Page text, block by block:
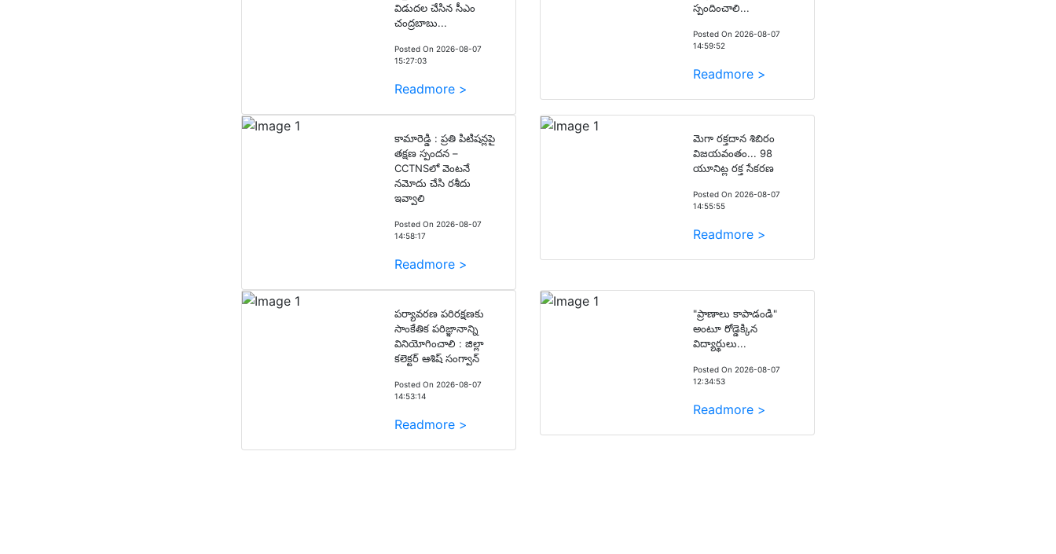
విడుదల చేసిన సీఎం
చంద్రబాబు...
Posted On 2026-08-07
15:27:03
Readmore >
స్పందించాలి...
Posted On 2026-08-07
14:59:52
Readmore >
కామారెడ్డి : ప్రతి పిటిషన్లపై
తక్షణ స్పందన –
CCTNSలో వెంటనే
నమోదు చేసి రశీదు
ఇవ్వాలి
Posted On 2026-08-07
14:58:17
Readmore >
మెగా రక్తదాన శిబిరం
విజయవంతం... 98
యూనిట్ల రక్త సేకరణ
Posted On 2026-08-07
14:55:55
Readmore >
పర్యావరణ పరిరక్షణకు
సాంకేతిక పరిజ్ఞానాన్ని
వినియోగించాలి : జిల్లా
కలెక్టర్ ఆశిష్ సంగ్వాన్
Posted On 2026-08-07
14:53:14
Readmore >
"ప్రాణాలు కాపాడండి"
అంటూ రోడ్డెక్కిన
విద్యార్థులు...
Posted On 2026-08-07
12:34:53
Readmore >